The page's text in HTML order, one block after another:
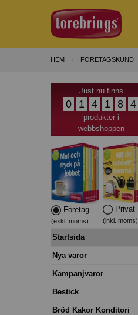
HEM FÖRETAGSKUND
Just nu finns
0 1 4 1 8 4
produkter i
webbshoppen
Företag
(exkl. moms)
Privat
(inkl. moms)
Startsida
Nya varor
Kampanjvaror
Bestick
Bröd Kakor Konditori